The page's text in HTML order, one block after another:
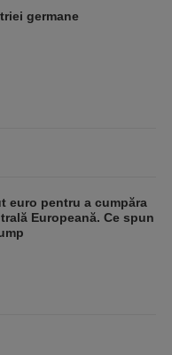
germane
euro pentru a cumpăra
Europeană. Ce spun